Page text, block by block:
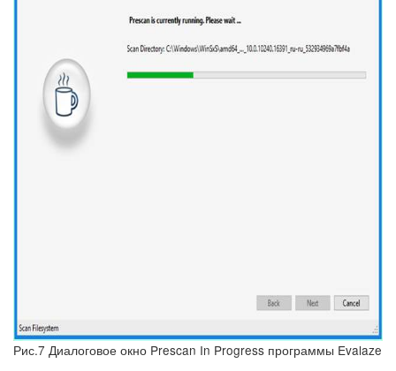
Рис.7 Диалоговое окно Prescan In Progress программы Evalaze